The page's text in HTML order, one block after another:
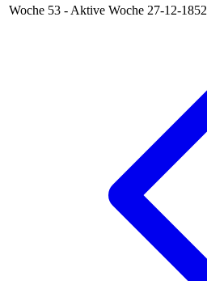
Woche 53 - Aktive Woche 27-12-1852